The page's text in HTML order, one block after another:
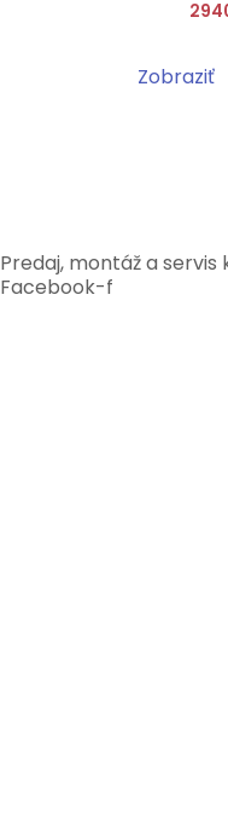
Zobraziť
Predaj, montáž a
Facebook-f